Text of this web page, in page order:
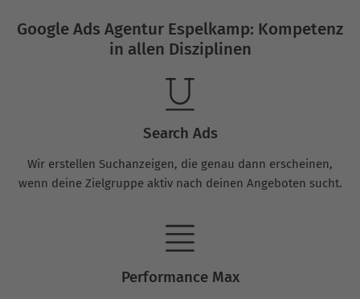
Google Ads Agentur Espelkamp: Kompetenz
in allen Disziplinen
Search Ads
Wir erstellen Suchanzeigen, die genau dann erscheinen,
wenn deine Zielgruppe aktiv nach deinen Angeboten sucht.
Performance Max